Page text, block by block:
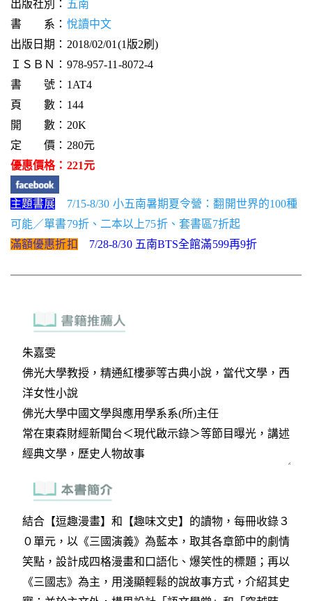
出版社別： 五南
書 系： 悅讀中文
出版日期：2018/02/01(1版2刷)
ＩＳＢＮ：978-957-11-8072-4
書 號：1AT4
頁 數：144
開 數：20K
定 價：280元
優惠價格：221元
主題書展
7/15-8/30 小五南暑期夏令營：翻開世界的100種
可能／單書79折、二本以上75折、套書區7折起
滿額優惠折扣
7/28-8/30 五南BTS全館滿599再9折